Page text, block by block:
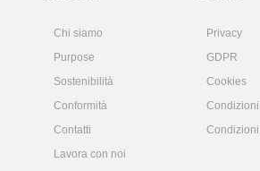
Chi siamo
Privacy
Purpose
GDPR
Sostenibilità
Cookies
Conformità
Contatti
Lavora con noi